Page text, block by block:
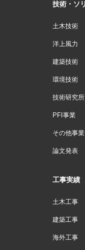
技術・ソ
土木技術
洋上風力
建築技術
環境技術
技術研究所
PFI事業
その他事業
論文発表
工事実績
土木工事
建築工事
海外工事